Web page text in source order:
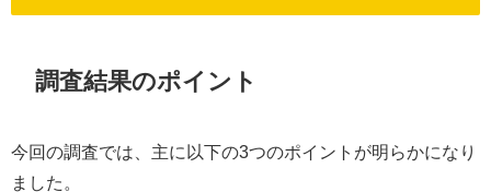
調査結果のポイント
今回の調査では、主に以下の3つのポイントが明らかになり
ました。